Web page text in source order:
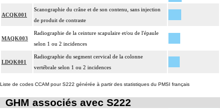
ACQK001
Scanographie du crâne et de son contenu, sans injection
de produit de contraste
MAQK003
Radiographie de la ceinture scapulaire et/ou de l'épaule
selon 1 ou 2 incidences
LDQK001
Radiographie du segment cervical de la colonne
vertébrale selon 1 ou 2 incidences
Liste de codes CCAM pour S222 générée à partir des statistiques du PMSI français
GHM associés avec S222